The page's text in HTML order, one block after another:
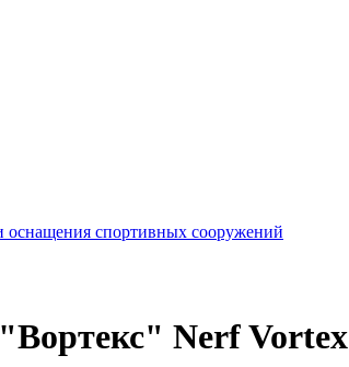
оснащения спортивных сооружений
Nerf Vortex